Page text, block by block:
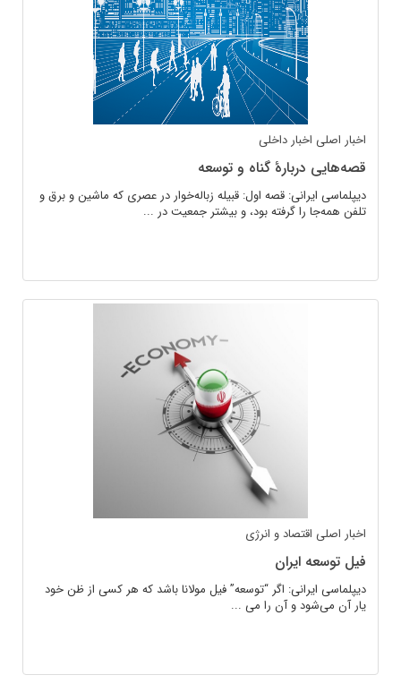
اخبار اصلی اخبار داخلی
قصه‌هایی دربارهٔ گناه‌ و توسعه
دیپلماسی ایرانی: قصه‌ اول: قبیله زباله‌خوار در عصری که ماشین و برق و
تلفن همه‌جا را گرفته بود، و بیشتر جمعیت‌ در ...
اخبار اصلی اقتصاد و انرژی
فیل توسعه ایران
دیپلماسی ایرانی: اگر “توسعه” فیل مولانا باشد که هر کسی از ظن خود
یار آن می‌شود و آن را می ...